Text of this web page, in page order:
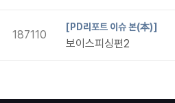
187110
[PD리포트 이슈 본(本)]
보이스피싱편2